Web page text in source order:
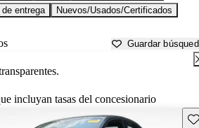
entrega
Nuevos/Usados/Certificados
Guardar
incluyan tasas del concesionario